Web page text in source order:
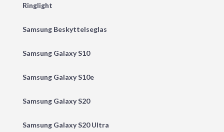
Ringlight
Samsung Beskyttelseglas
Samsung Galaxy S10
Samsung Galaxy S10e
Samsung Galaxy S20
Samsung Galaxy S20 Ultra